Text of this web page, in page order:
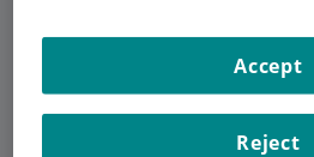
Institut
Introducció a l'Institut
Reject
Accept